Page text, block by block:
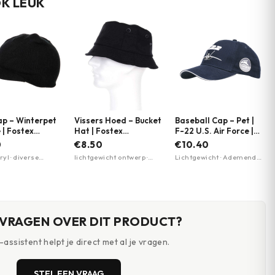
– Winterpet
| Fostex
| Zwart
· diverse
Vissers Hoed – Bucket
Hat | Fostex
Garments | Meerdere
€8.50
lichtgewicht ontwerp ·
Baseball Cap – Pet |
F-22 U.S. Air Force |
Kinderen | Fostex
€10.40
Lichtgewicht · Ademend
OVER DIT PRODUCT?
assistent helpt je direct met al je vragen.